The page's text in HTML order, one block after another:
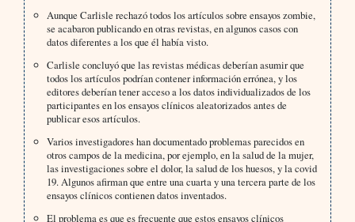
Aunque Carlisle rechazó todos los artículos sobre ensayos zombie,
se acabaron publicando en otras revistas, en algunos casos con
datos diferentes a los que él había visto.
Carlisle concluyó que las revistas médicas deberían asumir que
todos los artículos podrían contener información errónea, y los
editores deberían tener acceso a los datos individualizados de los
participantes en los ensayos clínicos aleatorizados antes de
publicar esos artículos.
Varios investigadores han documentado problemas parecidos en
otros campos de la medicina, por ejemplo, en la salud de la mujer,
las investigaciones sobre el dolor, la salud de los huesos, y la covid
19. Algunos afirman que entre una cuarta y una tercera parte de los
ensayos clínicos contienen datos inventados.
El problema es que es frecuente que estos ensayos clínicos